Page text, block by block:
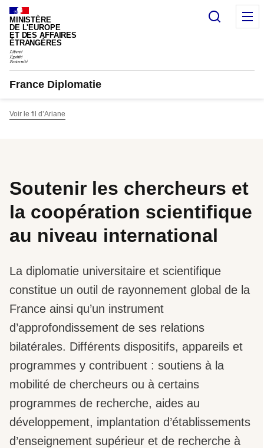
Panneau de gestion des cookies
MINISTÈRE
DE L'EUROPE
ET DES AFFAIRES
ÉTRANGÈRES
France Diplomatie
Voir le fil d’Ariane
Soutenir les chercheurs et
la coopération scientifique
au niveau international
La diplomatie universitaire et scientifique
constitue un outil de rayonnement global de la
France ainsi qu’un instrument
d’approfondissement de ses relations
bilatérales. Différents dispositifs, appareils et
programmes y contribuent : soutiens à la
mobilité de chercheurs ou à certains
programmes de recherche, aides au
développement, implantation d’établissements
d’enseignement supérieur et de recherche à